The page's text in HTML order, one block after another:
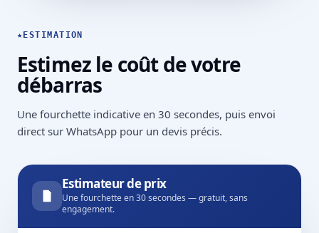
★ESTIMATION
Estimez le coût de votre
débarras
Une fourchette indicative en 30 secondes, puis envoi
direct sur WhatsApp pour un devis précis.
Estimateur de prix
Une fourchette en 30 secondes — gratuit, sans
engagement.